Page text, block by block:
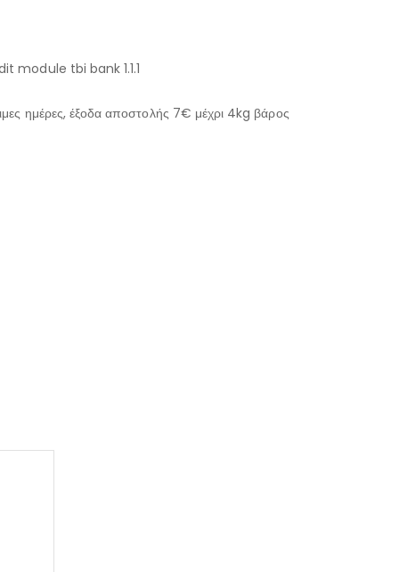
ημέρες, έξοδα αποστολής 7€ μέχρι 4kg βάρος